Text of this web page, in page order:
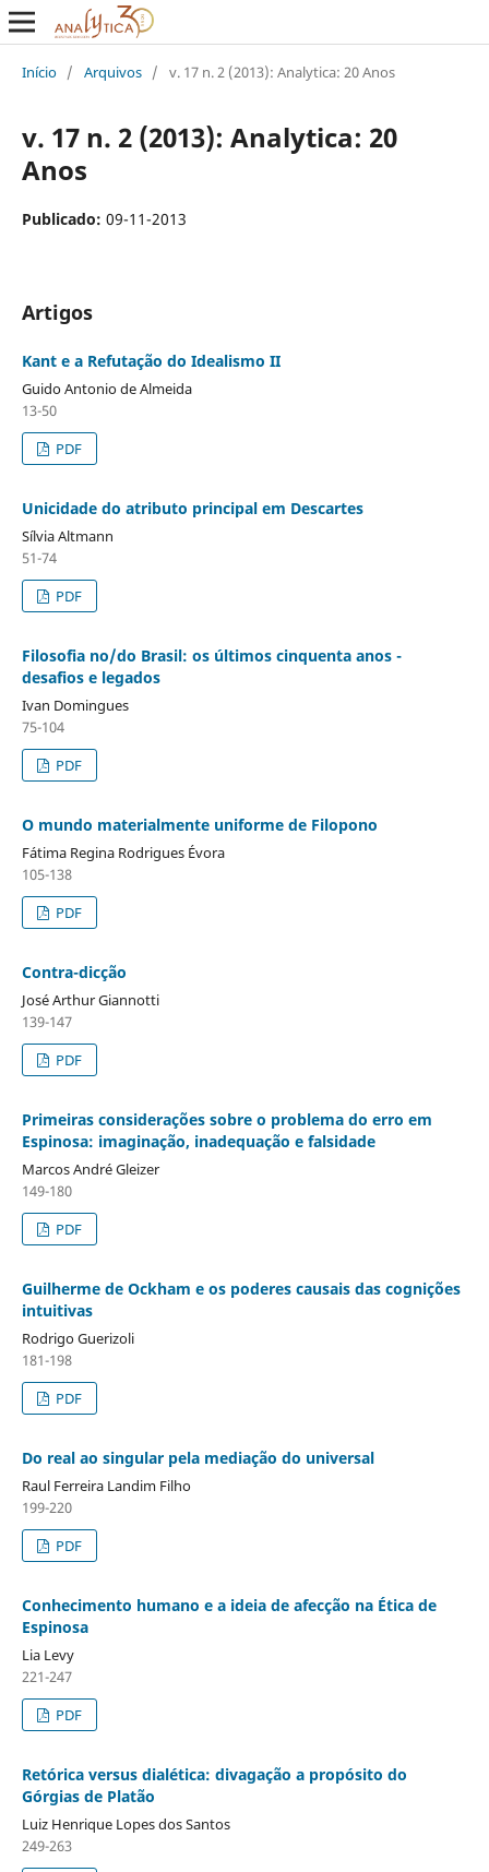
Início / Arquivos / v. 17 n. 2 (2013): Analytica: 20 Anos
v. 17 n. 2 (2013): Analytica: 20
Anos
Publicado: 09-11-2013
Artigos
Kant e a Refutação do Idealismo II
Guido Antonio de Almeida
13-50
PDF
Unicidade do atributo principal em Descartes
Sílvia Altmann
51-74
PDF
Filosofia no/do Brasil: os últimos cinquenta anos -
desafios e legados
Ivan Domingues
75-104
PDF
O mundo materialmente uniforme de Filopono
Fátima Regina Rodrigues Évora
105-138
PDF
Contra-dicção
José Arthur Giannotti
139-147
PDF
Primeiras considerações sobre o problema do erro em
Espinosa: imaginação, inadequação e falsidade
Marcos André Gleizer
149-180
PDF
Guilherme de Ockham e os poderes causais das cognições
intuitivas
Rodrigo Guerizoli
181-198
PDF
Do real ao singular pela mediação do universal
Raul Ferreira Landim Filho
199-220
PDF
Conhecimento humano e a ideia de afecção na Ética de
Espinosa
Lia Levy
221-247
PDF
Retórica versus dialética: divagação a propósito do
Górgias de Platão
Luiz Henrique Lopes dos Santos
249-263